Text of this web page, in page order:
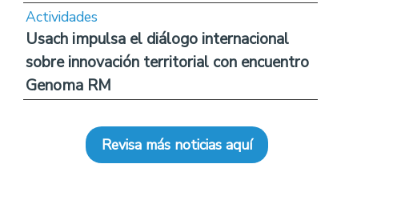
Actividades
Usach impulsa el diálogo internacional
sobre innovación territorial con encuentro
Genoma RM
Revisa más noticias aquí